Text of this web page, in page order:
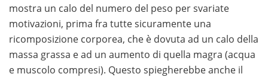
mostra un calo del numero del peso per svariate
motivazioni, prima fra tutte sicuramente una
ricomposizione corporea, che è dovuta ad un calo della
massa grassa e ad un aumento di quella magra (acqua
e muscolo compresi). Questo spiegherebbe anche il